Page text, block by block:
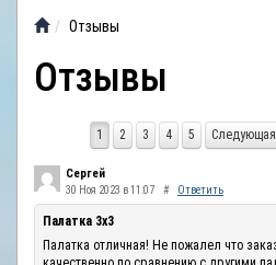
ВИДЕООБЗОР
ОТЗЫВЫ
Отзывы
Отзывы
1 2 3 4 5
Сергей
30 Ноя 2023 в 11:07 # Ответить
Палатка 3х3
Палатка отличная! Не пожалел что